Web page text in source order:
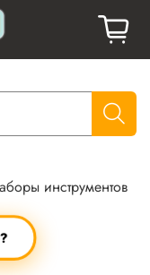
инструментов